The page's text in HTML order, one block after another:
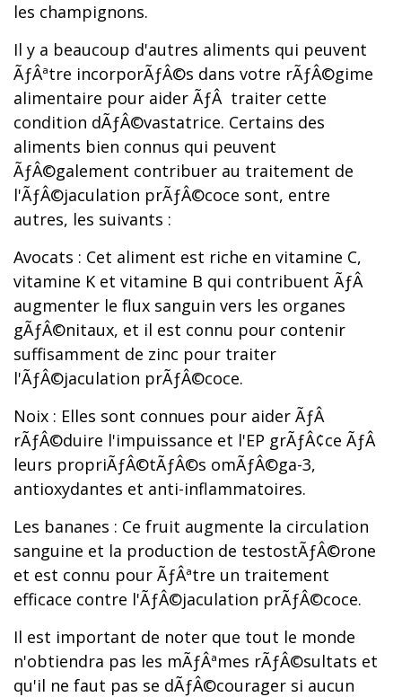
les champignons.
Il y a beaucoup d'autres aliments qui peuvent
ÃƒÂªtre incorporÃƒÂ©s dans votre rÃƒÂ©gime
alimentaire pour aider ÃƒÂ traiter cette
condition dÃƒÂ©vastatrice. Certains des
aliments bien connus qui peuvent
ÃƒÂ©galement contribuer au traitement de
l'ÃƒÂ©jaculation prÃƒÂ©coce sont, entre
autres, les suivants :
Avocats : Cet aliment est riche en vitamine C,
vitamine K et vitamine B qui contribuent ÃƒÂ
augmenter le flux sanguin vers les organes
gÃƒÂ©nitaux, et il est connu pour contenir
suffisamment de zinc pour traiter
l'ÃƒÂ©jaculation prÃƒÂ©coce.
Noix : Elles sont connues pour aider ÃƒÂ
rÃƒÂ©duire l'impuissance et l'EP grÃƒÂ¢ce ÃƒÂ
leurs propriÃƒÂ©tÃƒÂ©s omÃƒÂ©ga-3,
antioxydantes et anti-inflammatoires.
Les bananes : Ce fruit augmente la circulation
sanguine et la production de testostÃƒÂ©rone
et est connu pour ÃƒÂªtre un traitement
efficace contre l'ÃƒÂ©jaculation prÃƒÂ©coce.
Il est important de noter que tout le monde
n'obtiendra pas les mÃƒÂªmes rÃƒÂ©sultats et
qu'il ne faut pas se dÃƒÂ©courager si aucun